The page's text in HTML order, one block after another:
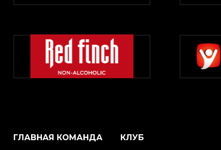
ГЛАВНАЯ КОМАНДА
КЛУБ